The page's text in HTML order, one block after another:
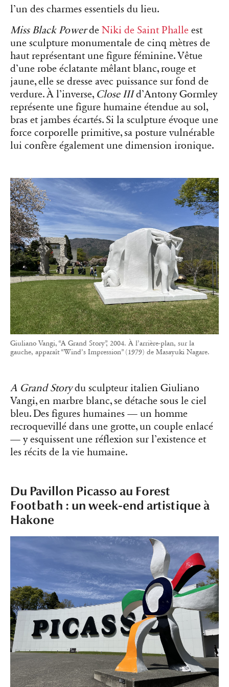
l’un des charmes essentiels du lieu.
Miss Black Powerde Niki de Saint Phalle est
une sculpture monumentale de cinq mètres de
haut représentant une figure féminine. Vêtue
d’une robe éclatante mêlant blanc, rouge et
jaune, elle se dresse avec puissance sur fond de
verdure. À l’inverse, Close IIId’Antony Gormley
représente une figure humaine étendue au sol,
bras et jambes écartés. Si la sculpture évoque une
force corporelle primitive, sa posture vulnérable
lui confère également une dimension ironique.
Giuliano Vangi, “A Grand Story”, 2004. À l’arrière-plan, sur la
gauche, apparaît “Wind’s Impression” (1979) de Masayuki Nagare.
A Grand Storydu sculpteur italien Giuliano
Vangi, en marbre blanc, se détache sous le ciel
bleu. Des figures humaines — un homme
recroquevillé dans une grotte, un couple enlacé
— y esquissent une réflexion sur l’existence et
les récits de la vie humaine.
Du Pavillon Picasso au Forest
Footbath : un week-end artistique à
Hakone